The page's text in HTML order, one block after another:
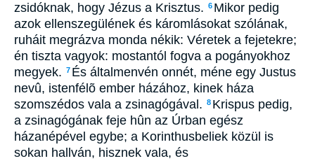
zsidóknak, hogy Jézus a Krisztus. 6 Mikor pedig
azok ellenszegülének és káromlásokat szólának,
ruháit megrázva monda nékik: Véretek a fejetekre;
én tiszta vagyok: mostantól fogva a pogányokhoz
megyek. 7 És általmenvén onnét, méne egy Justus
nevû, istenfélõ ember házához, kinek háza
szomszédos vala a zsinagógával. 8 Krispus pedig,
a zsinagógának feje hûn az Úrban egész
házanépével egybe; a Korinthusbeliek közül is
sokan hallván, hisznek vala, és